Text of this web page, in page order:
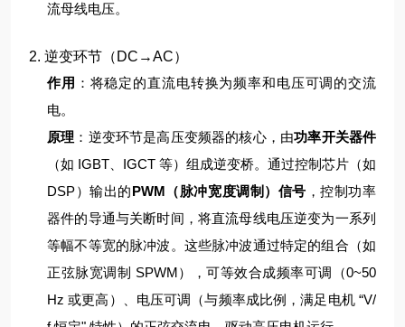
流母线电压。
2. 逆变环节（DC→AC）
作用 ：将稳定的直流电转换为频率和电压可调的交流
电。
原理 ： 逆变环节是高压变频器的核心，由功率开关器件
（如 IGBT、IGCT 等）组成逆变桥。通过控制芯片（如
DSP）输出的PWM（脉冲宽度调制）信号 ，控制功率
器件的导通与关断时间，将直流母线电压逆变为一系列
等幅不等宽的脉冲波。 这些脉冲波通过特定的组合（如
正弦脉宽调制 SPWM），可等效合成频率可调（0~50
Hz 或更高）、电压可调（与频率成比例，满足电机 “V/